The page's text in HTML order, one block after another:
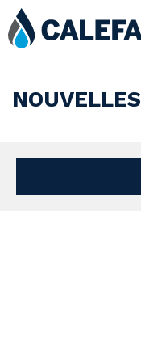
NOUVELLES